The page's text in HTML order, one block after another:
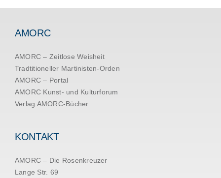
AMORC
AMORC – Zeitlose Weisheit
Tradtitioneller Martinisten-Orden
AMORC – Portal
AMORC Kunst- und Kulturforum
Verlag AMORC-Bücher
KONTAKT
AMORC – Die Rosenkreuzer
Lange Str. 69